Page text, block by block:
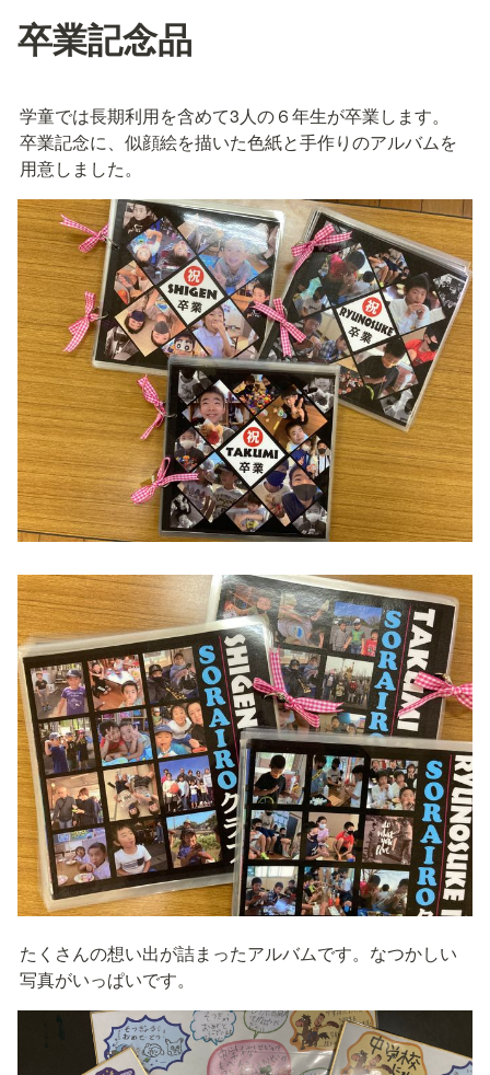
卒業記念品
学童では長期利用を含めて3人の６年生が卒業します。
卒業記念に、似顔絵を描いた色紙と手作りのアルバムを
用意しました。
たくさんの想い出が詰まったアルバムです。なつかしい
写真がいっぱいです。